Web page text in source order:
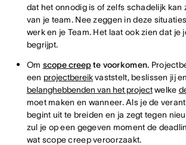
dat het onnodig is of zelfs schadelijk kan
van je team. Nee zeggen in deze
werk en je Team. Het laat ook zien dat je
begrijpt.
Om scope creepte voorkomen.
een projectbereikvaststelt, beslissen jij
belanghebbenden van het projectwelke
moet maken en wanneer. Als je de
begint uit te breiden en ja zegt tegen
zul je op een gegeven moment de
wat scope creep veroorzaakt.